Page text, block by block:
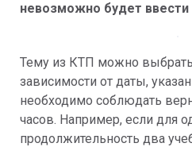
невозможно будет
Тему из КТП можно
зависимости от даты,
необходимо соблюдать
часов. Например, если для
продолжительность два